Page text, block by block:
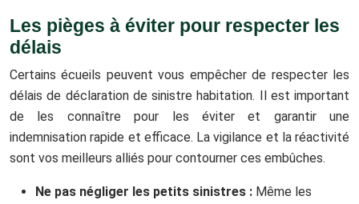
Les pièges à éviter pour respecter les
délais
Certains écueils peuvent vous empêcher de respecter les
délais de déclaration de sinistre habitation. Il est important
de les connaître pour les éviter et garantir une
indemnisation rapide et efficace. La vigilance et la réactivité
sont vos meilleurs alliés pour contourner ces embûches.
Ne pas négliger les petits sinistres : Même les